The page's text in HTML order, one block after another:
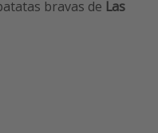
bravas de Las